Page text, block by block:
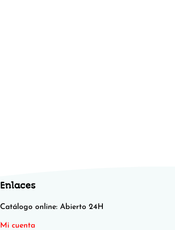
Enlaces
Catálogo online: Abierto 24H
Mi cuenta